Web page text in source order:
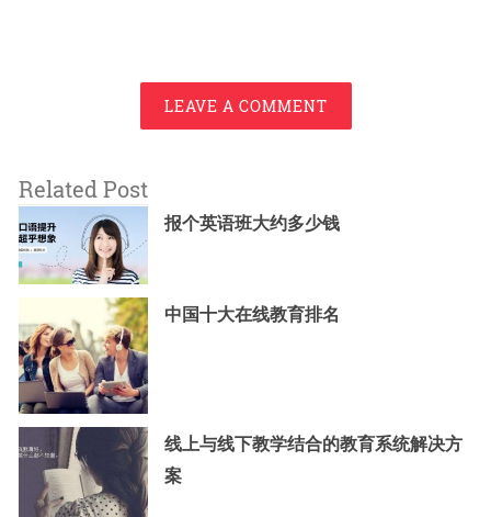
LEAVE A COMMENT
Related Post
报个英语班大约多少钱
中国十大在线教育排名
线上与线下教学结合的教育系统解决方
案